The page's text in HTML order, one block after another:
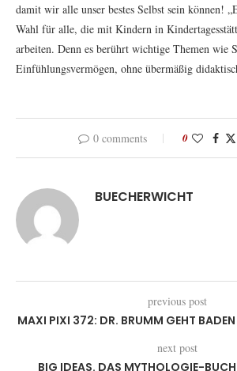
damit wir alle unser bestes Selbst sein können!
Wahl für alle, die mit Kindern in
arbeiten. Denn es berührt wichtige Themen wie
Einfühlungsvermögen, ohne übermäßig
0 comments 0
BUECHERWICHT
previous post
MAXI PIXI 372: DR. BRUMM GEHT
next post
BIG IDEAS. DAS MYTHOLOGIE-